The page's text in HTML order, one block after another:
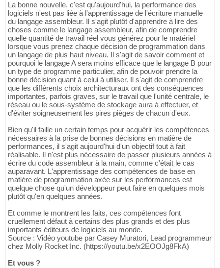
La bonne nouvelle, c'est qu'aujourd'hui, la performance des
logiciels n'est pas liée à l'apprentissage de l'écriture manuelle
du langage assembleur. Il s'agit plutôt d'apprendre à lire des
choses comme le langage assembleur, afin de comprendre
quelle quantité de travail réel vous générez pour le matériel
lorsque vous prenez chaque décision de programmation dans
un langage de plus haut niveau. Il s'agit de savoir comment et
pourquoi le langage A sera moins efficace que le langage B pour
un type de programme particulier, afin de pouvoir prendre la
bonne décision quant à celui à utiliser. Il s'agit de comprendre
que les différents choix architecturaux ont des conséquences
importantes, parfois graves, sur le travail que l'unité centrale, le
réseau ou le sous-système de stockage aura à effectuer, et
d'éviter soigneusement les pires pièges de chacun d'eux.
Bien qu'il faille un certain temps pour acquérir les compétences
nécessaires à la prise de bonnes décisions en matière de
performances, il s'agit aujourd'hui d'un objectif tout à fait
réalisable. Il n'est plus nécessaire de passer plusieurs années à
écrire du code assembleur à la main, comme c'était le cas
auparavant. L'apprentissage des compétences de base en
matière de programmation axée sur les performances est
quelque chose qu'un développeur peut faire en quelques mois
plutôt qu'en quelques années.
Et comme le montrent les faits, ces compétences font
cruellement défaut à certains des plus grands et des plus
importants éditeurs de logiciels au monde.
Source : Vidéo youtube par Casey Muratori, Lead programmeur
chez Molly Rocket Inc. (https://youtu.be/x2EOOJg8FkA)
Et vous ?